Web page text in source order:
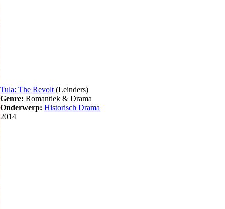
Tula: The Revolt(Leinders)
Genre: Romantiek & Drama
Onderwerp: Historisch Drama
2014